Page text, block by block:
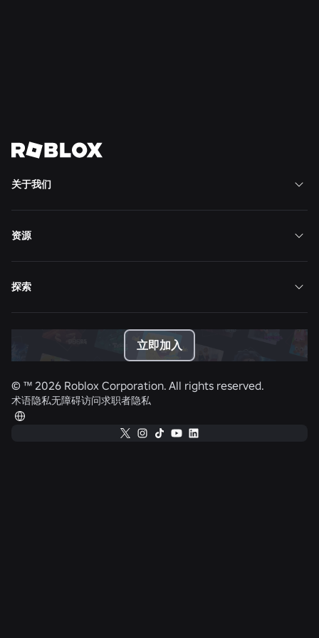
关于我们
资源
探索
立即加入
© ™ 2026 Roblox Corporation. All rights reserved.
术语隐私无障碍访问求职者隐私